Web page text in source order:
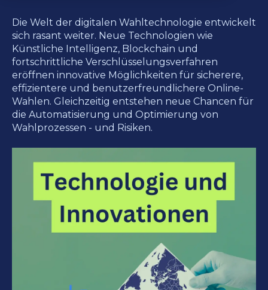
Die Welt der digitalen Wahltechnologie entwickelt
sich rasant weiter. Neue Technologien wie
Künstliche Intelligenz, Blockchain und
fortschrittliche Verschlüsselungsverfahren
eröffnen innovative Möglichkeiten für sicherere,
effizientere und benutzerfreundlichere Online-
Wahlen. Gleichzeitig entstehen neue Chancen für
die Automatisierung und Optimierung von
Wahlprozessen - und Risiken.